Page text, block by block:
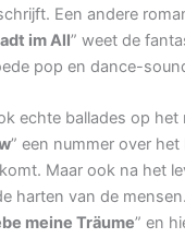
Een andere
im All” weet de
pop en dance-
echte ballades op het
” een nummer over
Maar ook na het
harten van de
meine Träume” en